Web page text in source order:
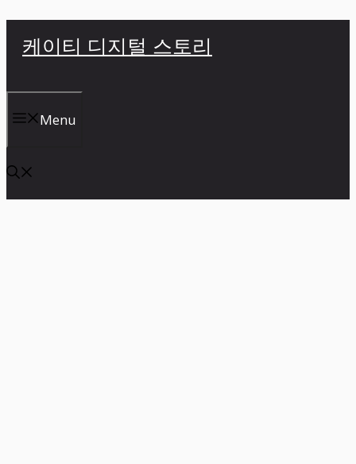
너
뛰
기
케이티 디지털 스토리
Menu